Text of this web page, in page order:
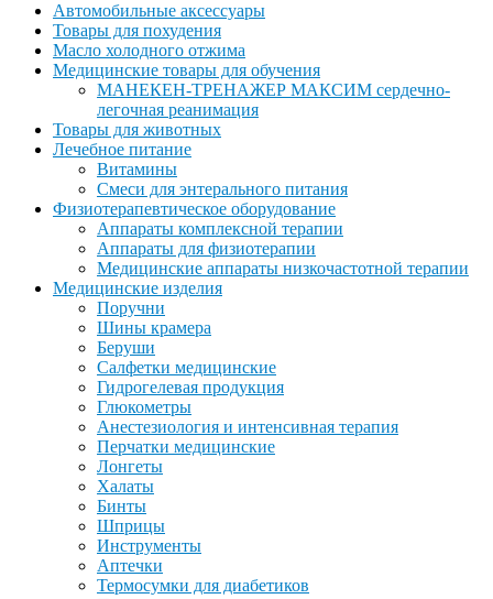
Автомобильные аксессуары
Товары для похудения
Масло холодного отжима
Медицинские товары для обучения
МАНЕКЕН-ТРЕНАЖЕР МАКСИМ сердечно-
легочная реанимация
Товары для животных
Лечебное питание
Витамины
Смеси для энтерального питания
Физиотерапевтическое оборудование
Аппараты комплексной терапии
Аппараты для физиотерапии
Медицинские аппараты низкочастотной терапии
Медицинские изделия
Поручни
Шины крамера
Беруши
Салфетки медицинские
Гидрогелевая продукция
Глюкометры
Анестезиология и интенсивная терапия
Перчатки медицинские
Лонгеты
Халаты
Бинты
Шприцы
Инструменты
Аптечки
Термосумки для диабетиков